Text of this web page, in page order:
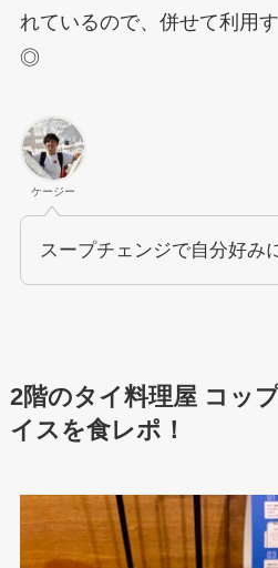
れているので、併せて利用
◎
ケージー
スープチェンジで自分好み
2階のタイ料理屋コッ
イスを食レポ！